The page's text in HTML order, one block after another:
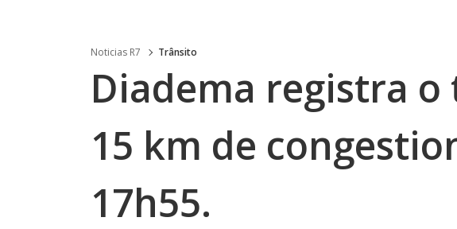
Noticias R7 Trânsito
Diadema registra
15 km de
17h55.